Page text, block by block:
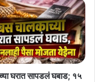
घरात सापडलं घबाड; १५